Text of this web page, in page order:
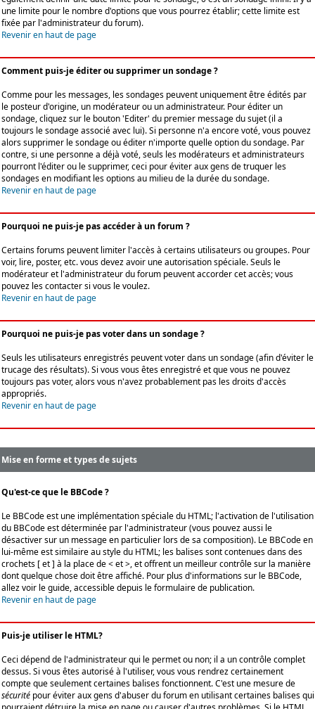
une limite pour le nombre d'options que vous pourrez établir; cette limite est
fixée par l'administrateur du forum).
Revenir en haut de page
Comment puis-je éditer ou supprimer un sondage ?
Comme pour les messages, les sondages peuvent uniquement être édités par
le posteur d'origine, un modérateur ou un administrateur. Pour éditer un
sondage, cliquez sur le bouton 'Editer' du premier message du sujet (il a
toujours le sondage associé avec lui). Si personne n'a encore voté, vous pouvez
alors supprimer le sondage ou éditer n'importe quelle option du sondage. Par
contre, si une personne a déjà voté, seuls les modérateurs et administrateurs
pourront l'éditer ou le supprimer, ceci pour éviter aux gens de truquer les
sondages en modifiant les options au milieu de la durée du sondage.
Revenir en haut de page
Pourquoi ne puis-je pas accéder à un forum ?
Certains forums peuvent limiter l'accès à certains utilisateurs ou groupes. Pour
voir, lire, poster, etc. vous devez avoir une autorisation spéciale. Seuls le
modérateur et l'administrateur du forum peuvent accorder cet accès; vous
pouvez les contacter si vous le voulez.
Revenir en haut de page
Pourquoi ne puis-je pas voter dans un sondage ?
Seuls les utilisateurs enregistrés peuvent voter dans un sondage (afin d'éviter le
trucage des résultats). Si vous vous êtes enregistré et que vous ne pouvez
toujours pas voter, alors vous n'avez probablement pas les droits d'accès
appropriés.
Revenir en haut de page
Mise en forme et types de sujets
Qu'est-ce que le BBCode ?
Le BBCode est une implémentation spéciale du HTML; l'activation de l'utilisation
du BBCode est déterminée par l'administrateur (vous pouvez aussi le
désactiver sur un message en particulier lors de sa composition). Le BBCode en
lui-même est similaire au style du HTML; les balises sont contenues dans des
crochets [ et ] à la place de < et >, et offrent un meilleur contrôle sur la manière
dont quelque chose doit être affiché. Pour plus d'informations sur le BBCode,
allez voir le guide, accessible depuis le formulaire de publication.
Revenir en haut de page
Puis-je utiliser le HTML?
Ceci dépend de l'administrateur qui le permet ou non; il a un contrôle complet
dessus. Si vous êtes autorisé à l'utiliser, vous vous rendrez certainement
compte que seulement certaines balises fonctionnent. C'est une mesure de
sécurité pour éviter aux gens d'abuser du forum en utilisant certaines balises qui